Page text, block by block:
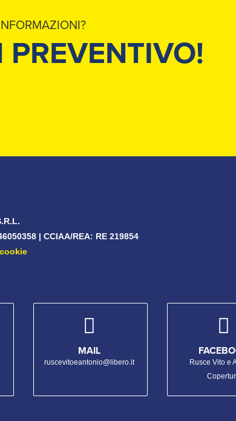
| CCIAA/REA: RE 219854

MAIL
ruscevitoeantonio@libero.it

Rusce Vito e